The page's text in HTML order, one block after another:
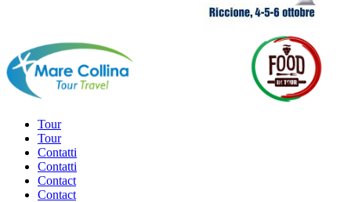
Tour
Tour
Contatti
Contatti
Contact
Contact